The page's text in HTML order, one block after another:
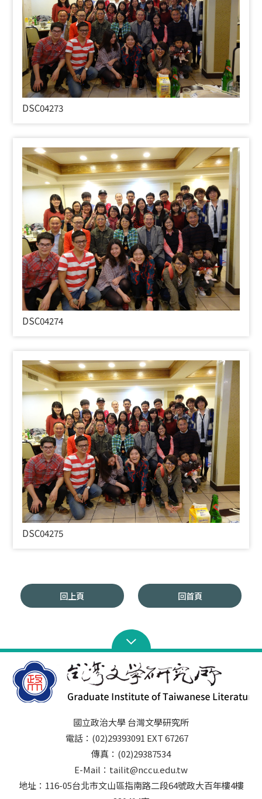
DSC04273
DSC04274
DSC04275
回上頁 回首頁
國立政治大學 台灣文學研究所
電話：(02)29393091 EXT 67267
傳真：(02)29387534
E-Mail：tailit@nccu.edu.tw
地址：116-05台北市文山區指南路二段64號政大百年樓4樓